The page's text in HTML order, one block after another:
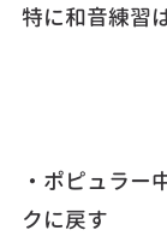
特に和音練習
・ポピュラー
クに戻す